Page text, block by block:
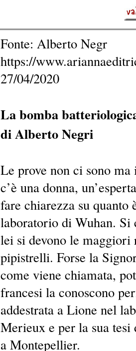
Fonte: Alberto Negr
https://
27/04/2020
La bomba
di Alberto Negri
Le prove non ci sono
c’è una donna,
fare chiarezza su quanto
laboratorio di Wuhan. Si
lei si devono le
pipistrelli. Forse la
come viene chiamata,
francesi la conoscono
addestrata a Lione nel
Merieux e per la sua tesi
a Montepellier.